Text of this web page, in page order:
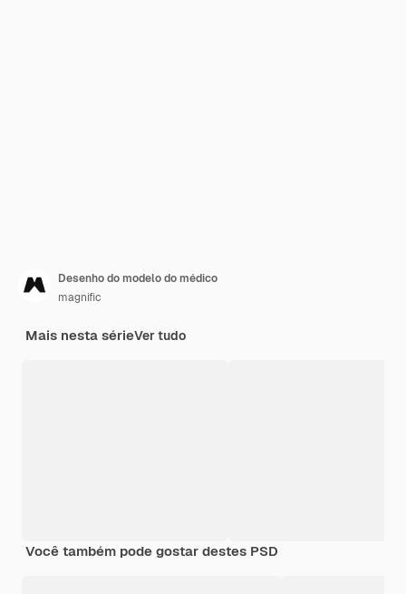
Desenho do modelo do médico
magnific
Mais nesta sérieVer tudo
Você também pode gostar destes PSD